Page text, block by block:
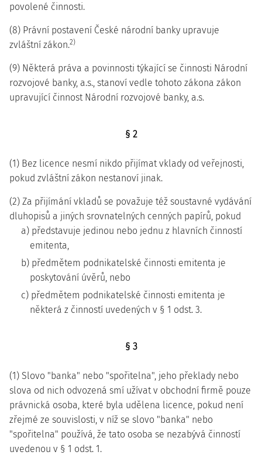
povolené činnosti.
(8) Právní postavení České národní banky upravuje
zvláštní zákon.2)
(9) Některá práva a povinnosti týkající se činnosti Národní
rozvojové banky, a.s., stanoví vedle tohoto zákona zákon
upravující činnost Národní rozvojové banky, a.s.
§ 2
(1) Bez licence nesmí nikdo přijímat vklady od veřejnosti,
pokud zvláštní zákon nestanoví jinak.
(2) Za přijímání vkladů se považuje též soustavné vydávání
dluhopisů a jiných srovnatelných cenných papírů, pokud
a) představuje jedinou nebo jednu z hlavních činností
emitenta,
b) předmětem podnikatelské činnosti emitenta je
poskytování úvěrů, nebo
c) předmětem podnikatelské činnosti emitenta je
některá z činností uvedených v § 1 odst. 3.
§ 3
(1) Slovo "banka" nebo "spořitelna", jeho překlady nebo
slova od nich odvozená smí užívat v obchodní firmě pouze
právnická osoba, které byla udělena licence, pokud není
zřejmé ze souvislosti, v níž se slovo "banka" nebo
"spořitelna" používá, že tato osoba se nezabývá činností
uvedenou v § 1 odst. 1.